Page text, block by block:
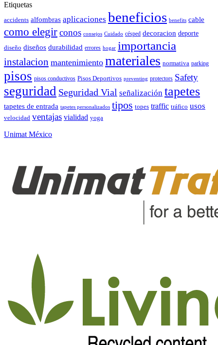
Etiquetas
accidents alfombras aplicaciones beneficios benefits cable
como elegirconos consejos Cuidado césped decoracion deporte
diseño diseños durabilidad errores hogar importancia
instalacion mantenimiento materiales normativa parking
pisos pisos conductivos Pisos Deportivos preventing protectors Safety
seguridad Seguridad Vial señalización tapetes
tapetes de entrada tapetes personalizados tipos topes traffic tráfico usos
velocidad ventajas vialidad yoga
Unimat México